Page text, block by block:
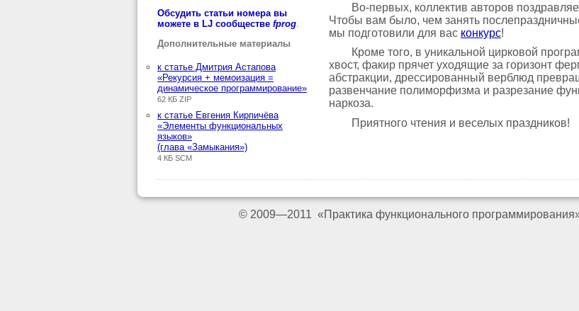
Обсудить статьи номера вы
можете в LJ сообществе fprog
Дополнительные материалы
к статье Дмитрия Астапова
«Рекурсия + мемоизация =
динамическое программирование»
62 КБ ZIP
к статье Евгения Кирпичёва
«Элементы функциональных
языков»
(глава «Замыкания»)
4 КБ SCM
Во-первых, коллектив авторов
Чтобы вам было, чем занять
мы подготовили для вас конкурс!
Кроме того, в уникальной цирковой
хвост, факир прячет уходящие за горизонт
абстракции, дрессированный верблюд
развенчание полиморфизма и разрезание
наркоза.
Приятного чтения и веселых праздников!
© 2009—2011 «Практика функционального